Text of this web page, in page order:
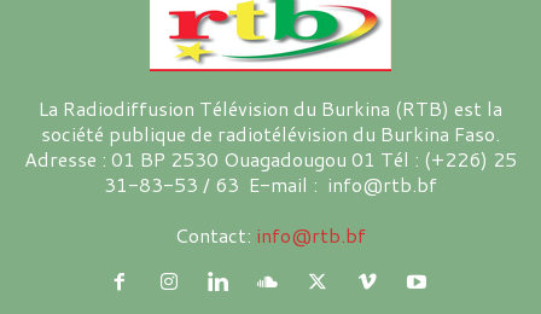
La Radiodiffusion Télévision du Burkina (RTB) est la
société publique de radiotélévision du Burkina Faso.
Adresse : 01 BP 2530 Ouagadougou 01 Tél : (+226) 25
31-83-53 / 63 E-mail : info@rtb.bf
Contact: info@rtb.bf